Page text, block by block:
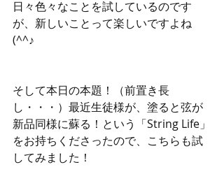
日々色々なことを試しているのです
が、新しいことって楽しいですよね
(^^♪
そして本日の本題！（前置き長
し・・・）最近生徒様が、塗ると弦が
新品同様に蘇る！という「String Life」
をお持ちくださったので、こちらも試
してみました！